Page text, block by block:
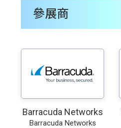
參展商
Barracuda Networks
Barracuda Networks